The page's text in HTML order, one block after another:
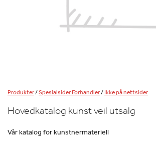
Produkter/Spesialsider Forhandler/Ikke på nettsider
Hovedkatalog kunst veil utsalg
Vår katalog for kunstnermateriell